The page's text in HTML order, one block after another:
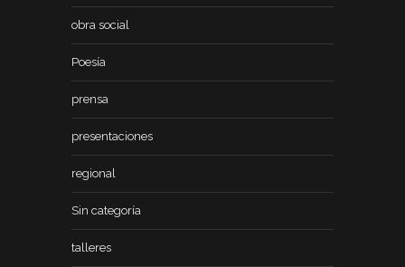
obra social
Poesía
prensa
presentaciones
regional
Sin categoría
talleres